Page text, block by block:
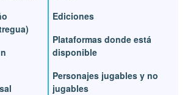
Ediciones
Plataformas donde está
disponible
Personajes jugables y no
jugables